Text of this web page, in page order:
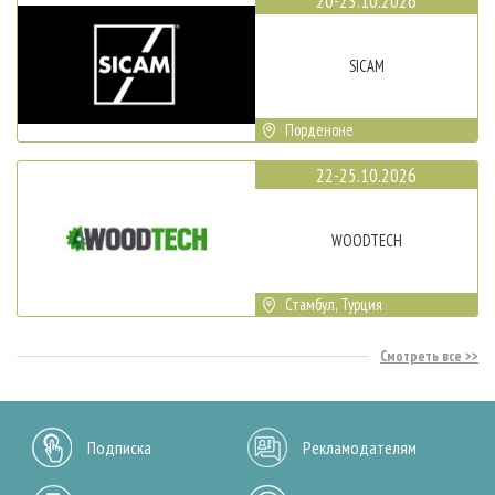
SICAM
Порденоне
22-25.10.2026
WOODTECH
Стамбул, Турция
Смотреть все
Подписка Рекламодателям